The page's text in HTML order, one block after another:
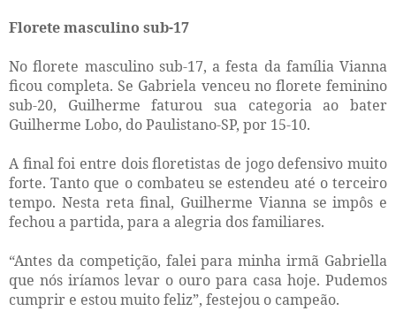
Florete masculino sub-17
No florete masculino sub-17, a festa da família Vianna
ficou completa. Se Gabriela venceu no florete feminino
sub-20, Guilherme faturou sua categoria ao bater
Guilherme Lobo, do Paulistano-SP, por 15-10.
A final foi entre dois floretistas de jogo defensivo muito
forte. Tanto que o combateu se estendeu até o terceiro
tempo. Nesta reta final, Guilherme Vianna se impôs e
fechou a partida, para a alegria dos familiares.
“Antes da competição, falei para minha irmã Gabriella
que nós iríamos levar o ouro para casa hoje. Pudemos
cumprir e estou muito feliz”, festejou o campeão.